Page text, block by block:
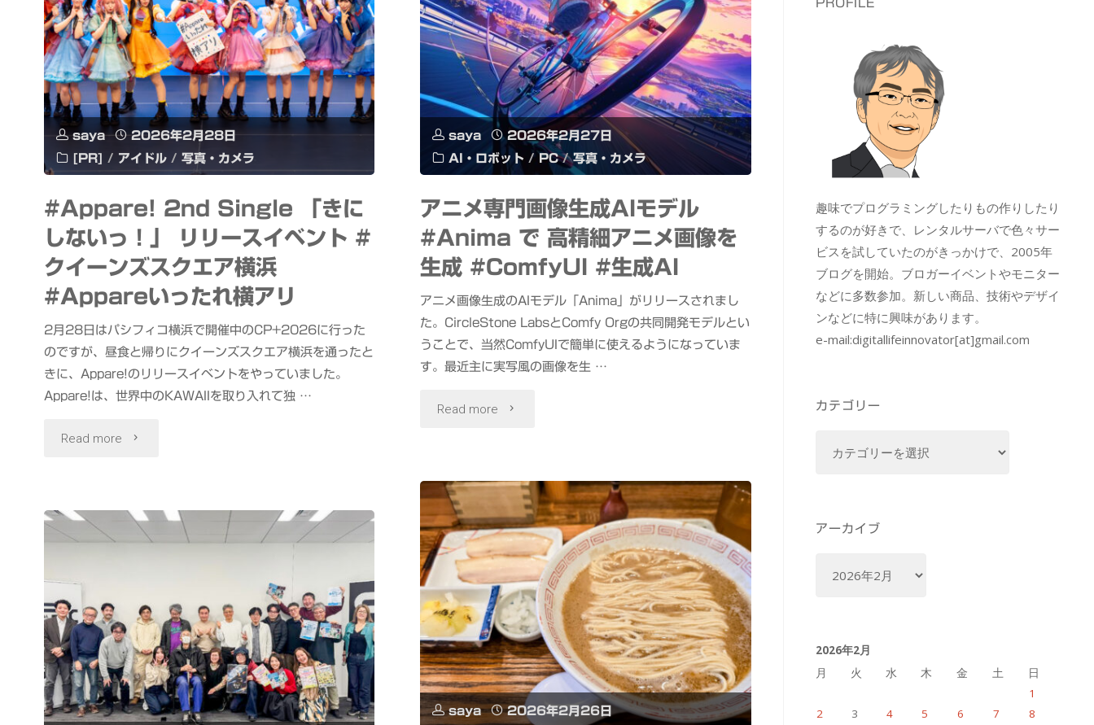
saya
2026年2月28日
[PR] / アイドル / 写真・カメラ
#Appare! 2nd Single 「きに
しないっ！」 リリースイベント #
クイーンズスクエア横浜
#Appareいったれ横アリ
2月28日はパシフィコ横浜で開催中のCP+2026に行った
のですが、昼食と帰りにクイーンズスクエア横浜を通ったと
きに、Appare!のリリースイベントをやっていました。
Appare!は、世界中のKAWAIIを取り入れて独 …
Read more "#Appare!
Single
「き
し
な
い
saya
2026年2月27日
AI・ロボット / PC / 写真・カメラ
アニメ専門画像生成AIモデル
#Anima で 高精細アニメ画像を
生成 #ComfyUI #生成AI
アニメ画像生成のAIモデル「Anima」がリリースされまし
た。CircleStone LabsとComfy Orgの共同開発モデルとい
うことで、当然ComfyUIで簡単に使えるようになっていま
す。最近主に実写風の画像を生 …
Read more "ア
メ
専
門
画
像
生
成
saya
2026年2月26日
PROFILE
趣味でプログラミングしたりもの作りしたり
するのが好きで、レンタルサーバで色々サー
ビスを試していたのがきっかけで、2005年
ブログを開始。ブロガーイベントやモニター
などに多数参加。新しい商品、技術やデザイ
ンなどに特に興味があります。
e-mail:digitallifeinnovator[at]gmail.com
カテゴリー
ー
アーカイブ
ブ
2026年2月
月
火 水 木 金 土
日
1
2
3 4 5 6 7
8